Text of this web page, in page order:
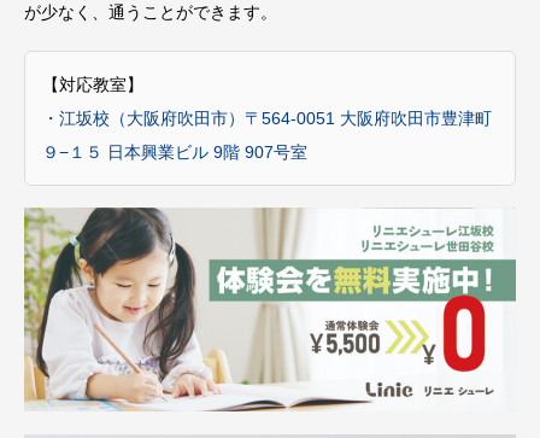
が少なく、通うことができます。
【対応教室】
・江坂校（大阪府吹田市）〒564-0051 大阪府吹田市豊津町
９−１５ 日本興業ビル 9階 907号室